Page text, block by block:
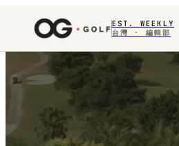
EST. WEEKLY
台灣 · 編輯部